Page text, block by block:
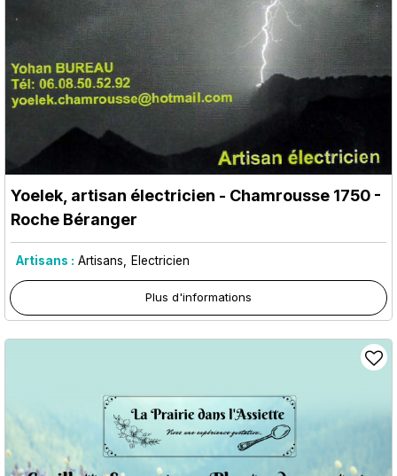
Yoelek, artisan électricien - Chamrousse 1750 -
Roche Béranger
Artisans : Artisans Electricien
Plus d'informations